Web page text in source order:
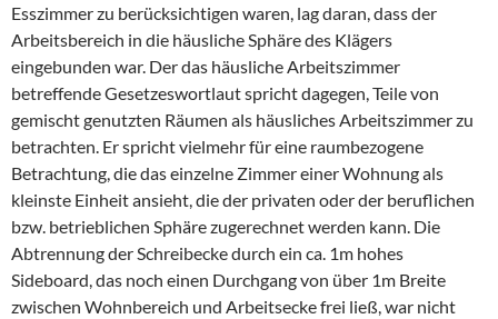
Esszimmer zu berücksichtigen waren, lag daran, dass der
Arbeitsbereich in die häusliche Sphäre des Klägers
eingebunden war. Der das häusliche Arbeitszimmer
betreffende Gesetzeswortlaut spricht dagegen, Teile von
gemischt genutzten Räumen als häusliches Arbeitszimmer zu
betrachten. Er spricht vielmehr für eine raumbezogene
Betrachtung, die das einzelne Zimmer einer Wohnung als
kleinste Einheit ansieht, die der privaten oder der beruflichen
bzw. betrieblichen Sphäre zugerechnet werden kann. Die
Abtrennung der Schreibecke durch ein ca. 1m hohes
Sideboard, das noch einen Durchgang von über 1m Breite
zwischen Wohnbereich und Arbeitsecke frei ließ, war nicht